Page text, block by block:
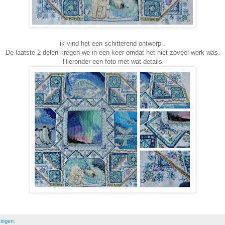
ik vind het een schitterend ontwerp .
De laatste 2 delen kregen we in een keer omdat het niet zoveel werk was.
Hieronder een foto met wat details